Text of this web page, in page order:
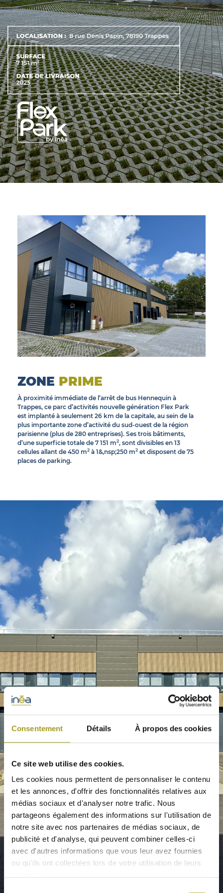
Consentement Détails À propos des cookies
Ce site web utilise des cookies.
Les cookies nous permettent de personnaliser le contenu
et les annonces, d'offrir des fonctionnalités relatives aux
médias sociaux et d'analyser notre trafic. Nous
partageons également des informations sur l'utilisation de
notre site avec nos partenaires de médias sociaux, de
publicité et d'analyse, qui peuvent combiner celles-ci
avec d'autres informations que vous leur avez fournies
ou qu'ils ont collectées lors de votre utilisation de leurs
ACTIFS
CONTACT
ZONE PRIME
À proximité immédiate de l’arrêt de bus Hennequin à
Trappes, ce parc d’activités nouvelle génération Flex Park
est implanté à seulement 26 km de la capitale, au sein de la
plus importante zone d’activité du sud-ouest de la région
parisienne (plus de 280 entreprises). Ses trois bâtiments,
d’une superficie totale de 7 151 m2, sont divisibles en 13
cellules allant de 450 m2 à 1&,nsp;250 m2 et disposent de 75
places de parking.